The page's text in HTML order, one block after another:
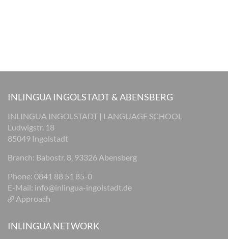
INLINGUA INGOLSTADT & ABENSBERG
INLINGUA INGOLSTADT | LANGUAGE SCHOOL
Ludwigstr. 18
85049 Ingolstadt
Branch: Babostr. 8, 93326 Abensberg
Phone: 0841 88 51 85-0
E-Mail: info@inlingua-ingolstadt.de
Approach
INLINGUA NETWORK